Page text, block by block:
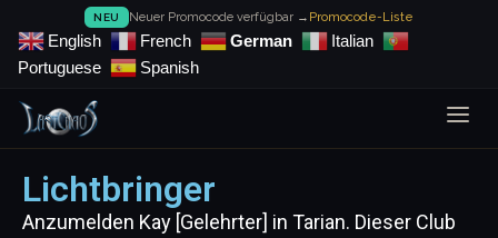
NEU Neuer Promocode verfügbar → Promocode-Liste
English French German
Italian
Portuguese
Spanish
Lichtbringer
Anzumelden Kay [Gelehrter] in Tarian. Dieser Club